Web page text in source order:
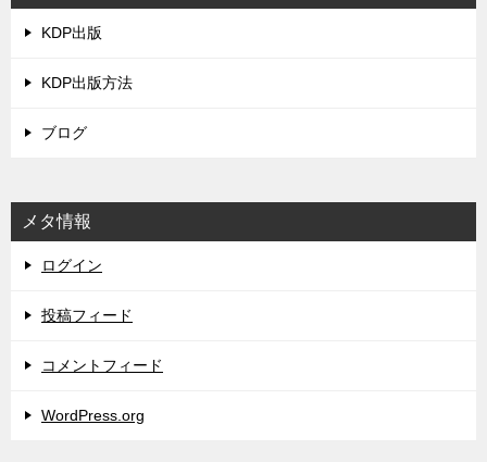
KDP出版
KDP出版方法
ブログ
メタ情報
ログイン
投稿フィード
コメントフィード
WordPress.org